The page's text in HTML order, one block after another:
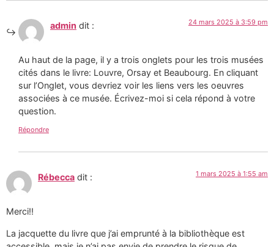
admin dit : 24 mars 2025 à 3:59 pm
Au haut de la page, il y a trois onglets pour les trois musées
cités dans le livre: Louvre, Orsay et Beaubourg. En cliquant
sur l’Onglet, vous devriez voir les liens vers les oeuvres
associées à ce musée. Écrivez-moi si cela répond à votre
question.
Répondre
Rébecca dit : 1 mars 2025 à 1:55 am
Merci!!
La jacquette du livre que j’ai emprunté à la bibliothèque est